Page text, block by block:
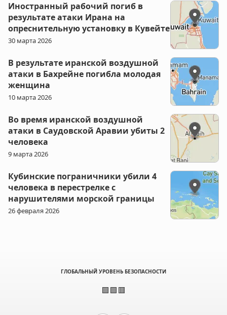
Иностранный рабочий погиб в
результате атаки Ирана на
опреснительную установку в Кувейте
30 марта 2026
В результате иранской воздушной
атаки в Бахрейне погибла молодая
женщина
10 марта 2026
Во время иранской воздушной
атаки в Саудовской Аравии убиты 2
человека
9 марта 2026
Кубинские пограничники убили 4
человека в перестрелке с
нарушителями морской границы
26 февраля 2026
ГЛОБАЛЬНЫЙ УРОВЕНЬ БЕЗОПАСНОСТИ
🟩🟩🟥